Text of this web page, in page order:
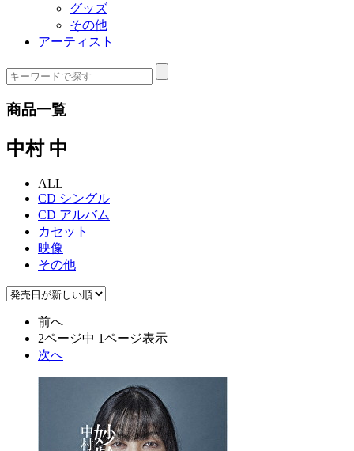
グッズ
その他
アーティスト
商品一覧
中村 中
ALL
CD シングル
CD アルバム
カセット
映像
その他
前へ
2ページ中 1ページ表示
次へ